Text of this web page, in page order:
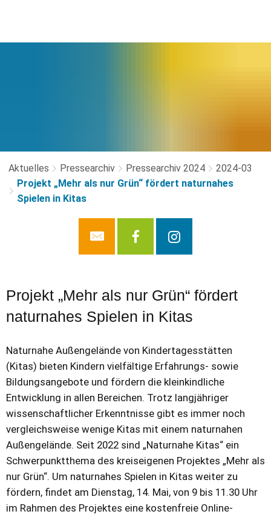
Aktuelles Pressearchiv Pressearchiv 2024
2024-03
Projekt „Mehr als nur Grün“ fördert naturnahes
Spielen in Kitas
Projekt „Mehr als nur Grün“ fördert
naturnahes Spielen in Kitas
Naturnahe Außengelände von Kindertagesstätten
(Kitas) bieten Kindern vielfältige Erfahrungs- sowie
Bildungsangebote und fördern die kleinkindliche
Entwicklung in allen Bereichen. Trotz langjähriger
wissenschaftlicher Erkenntnisse gibt es immer noch
vergleichsweise wenige Kitas mit einem naturnahen
Außengelände. Seit 2022 sind „Naturnahe Kitas“ ein
Schwerpunktthema des kreiseigenen Projektes „Mehr als
nur Grün“. Um naturnahes Spielen in Kitas weiter zu
fördern, findet am Dienstag, 14. Mai, von 9 bis 11.30 Uhr
im Rahmen des Projektes eine kostenfreie Online-